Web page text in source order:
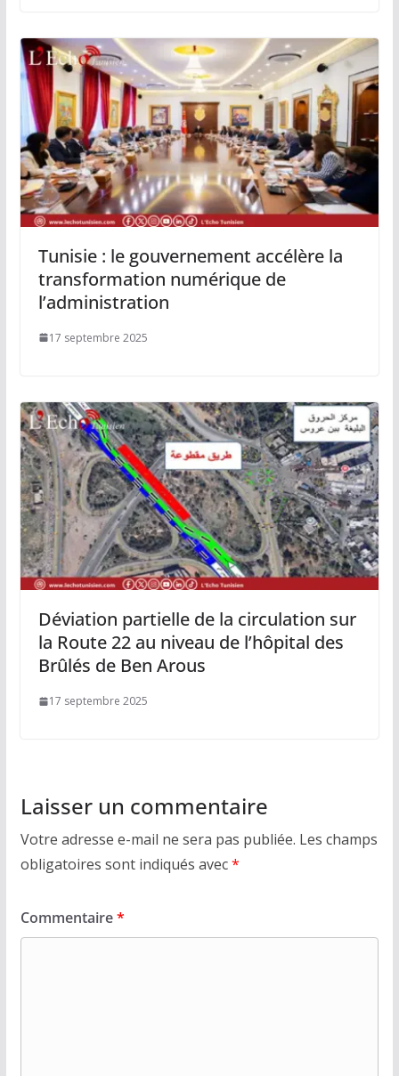
Tunisie : le gouvernement accélère la
transformation numérique de
l’administration
17 septembre 2025
Déviation partielle de la circulation sur
la Route 22 au niveau de l’hôpital des
Brûlés de Ben Arous
17 septembre 2025
Laisser un commentaire
Votre adresse e-mail ne sera pas publiée. Les champs
obligatoires sont indiqués avec*
Commentaire*